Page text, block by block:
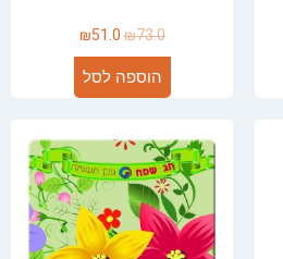
₪73.0
₪51.0
הוספה לסל